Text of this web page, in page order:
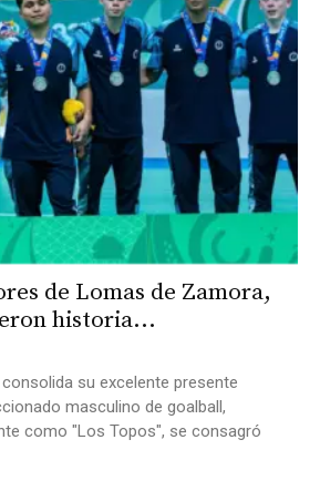
de Lomas de Zamora,
historia...
su excelente presente
masculino de goalball,
como "Los Topos", se consagró